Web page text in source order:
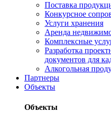
Поставка
Конкурсное
Услуги хранения
Аренда
Комплексные
Разработка
документов для
Алкогольная
Партнеры
Объекты
Объекты